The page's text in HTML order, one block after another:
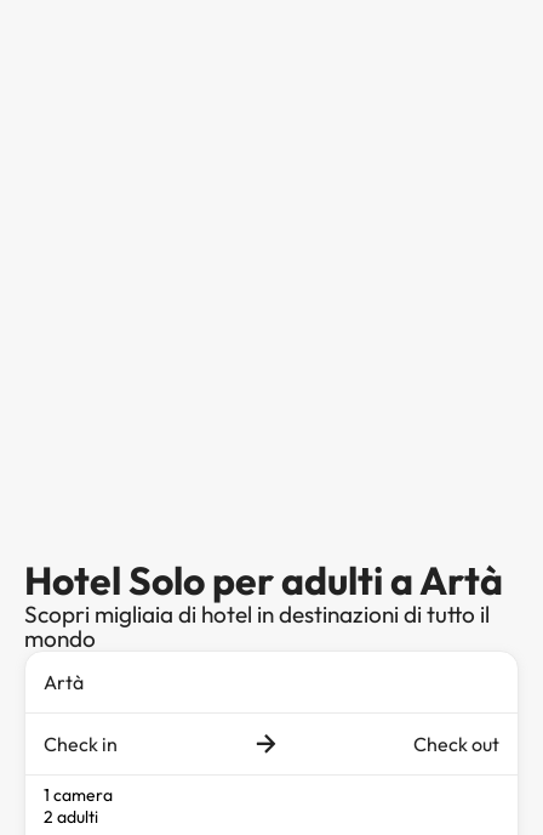
Hotel Solo per adulti a Artà
Scopri migliaia di hotel in destinazioni di tutto il
mondo
Check in Check out
1 camera
2 adulti